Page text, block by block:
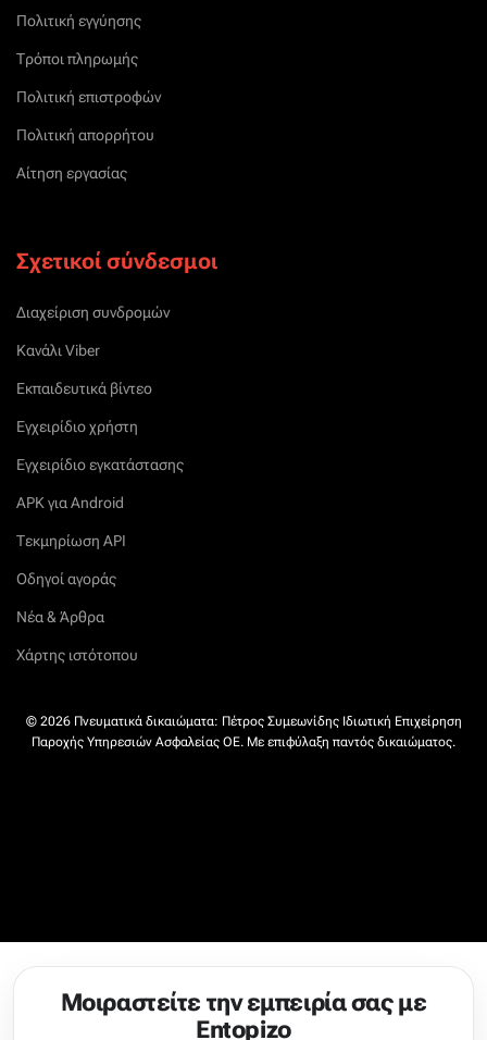
Πολιτική εγγύησης
Τρόποι πληρωμής
Πολιτική επιστροφών
Πολιτική απορρήτου
Αίτηση εργασίας
Σχετικοί σύνδεσμοι
Διαχείριση συνδρομών
Κανάλι Viber
Εκπαιδευτικά βίντεο
Εγχειρίδιο χρήστη
Εγχειρίδιο εγκατάστασης
APK για Android
Τεκμηρίωση API
Οδηγοί αγοράς
Νέα & Άρθρα
Χάρτης ιστότοπου
© 2026 Πνευματικά δικαιώματα: Πέτρος Συμεωνίδης Ιδιωτική Επιχείρηση
Παροχής Υπηρεσιών Ασφαλείας ΟΕ. Με επιφύλαξη παντός δικαιώματος.
Μοιραστείτε την εμπειρία σας με
Entopizo